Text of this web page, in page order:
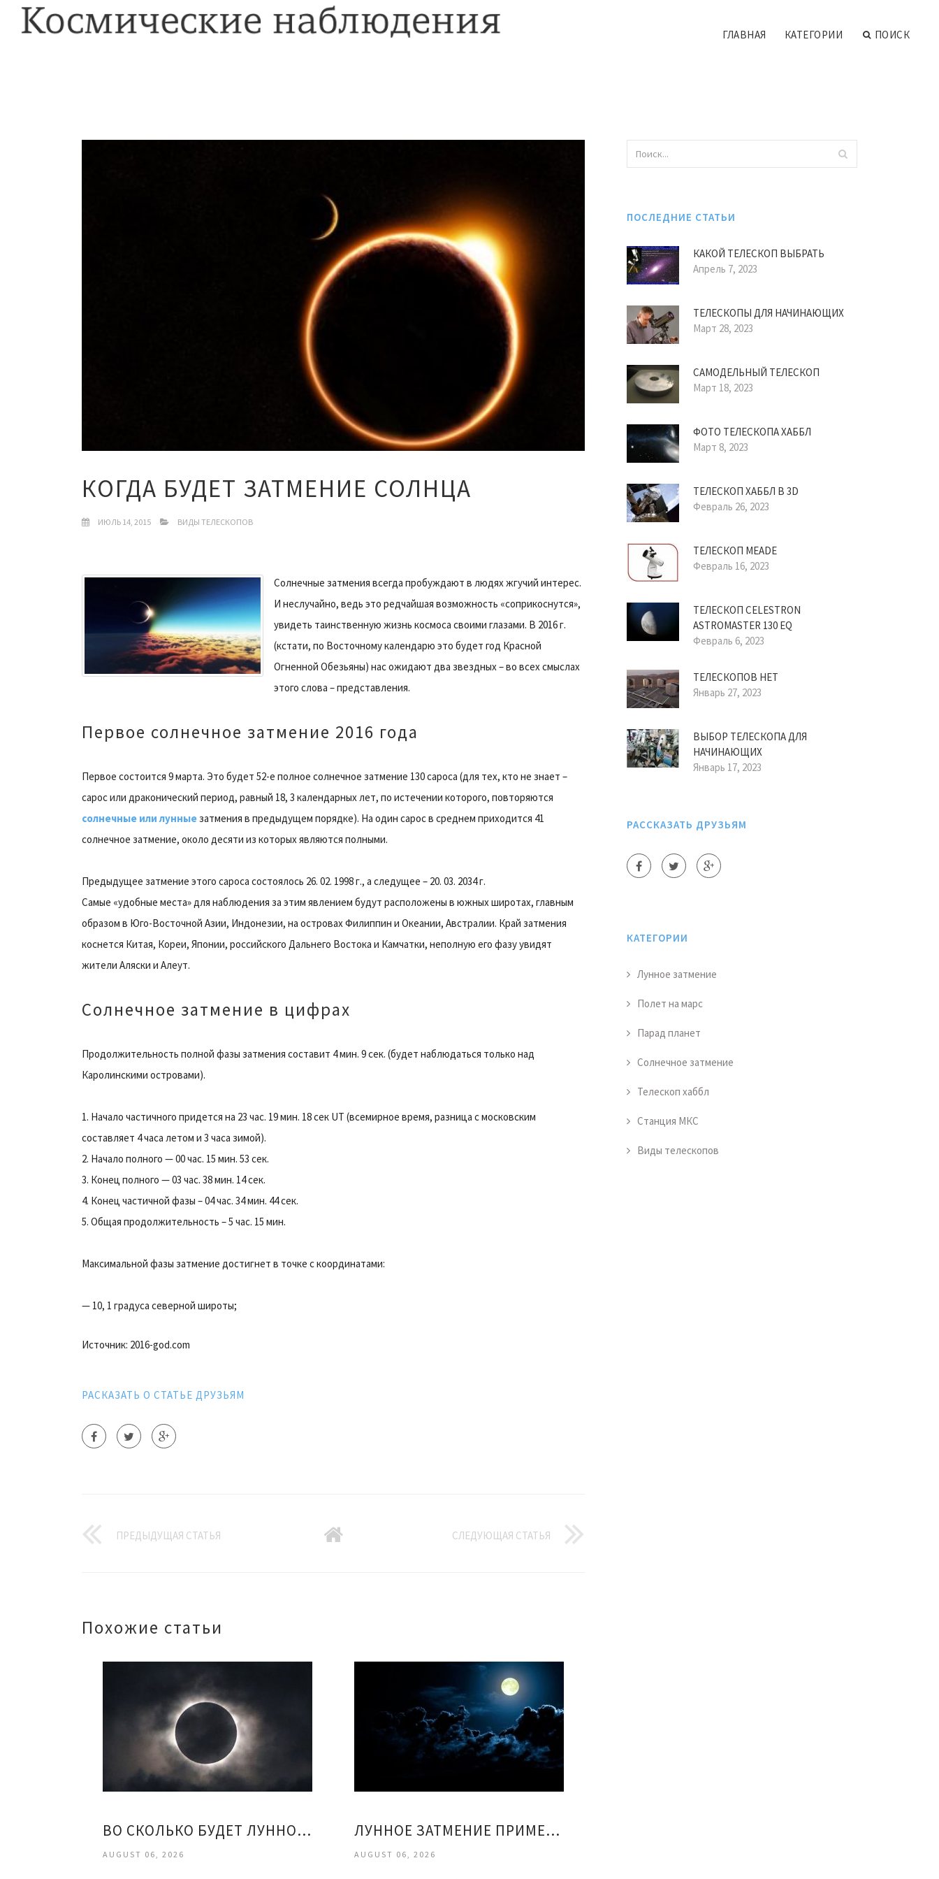
ГЛАВНАЯ КАТЕГОРИИ ПОИСК
КОГДА БУДЕТ ЗАТМЕНИЕ СОЛНЦА
ИЮЛЬ 14, 2015 ВИДЫ ТЕЛЕСКОПОВ
Солнечные затмения всегда пробуждают в людях жгучий интерес.
И неслучайно, ведь это редчайшая возможность «соприкоснутся»,
увидеть таинственную жизнь космоса своими глазами. В 2016 г.
(кстати, по Восточному календарю это будет год Красной
Огненной Обезьяны) нас ожидают два звездных – во всех смыслах
этого слова – представления.
Первое солнечное затмение 2016 года
Первое состоится 9 марта. Это будет 52-е полное солнечное затмение 130 сароса (для тех, кто не знает –
сарос или драконический период, равный 18, 3 календарных лет, по истечении которого, повторяются
солнечные или лунныезатмения в предыдущем порядке). На один сарос в среднем приходится 41
солнечное затмение, около десяти из которых являются полными.
Предыдущее затмение этого сароса состоялось 26. 02. 1998 г., а следущее – 20. 03. 2034 г.
Самые «удобные места» для наблюдения за этим явлением будут расположены в южных широтах, главным
образом в Юго-Восточной Азии, Индонезии, на островах Филиппин и Океании, Австралии. Край затмения
коснется Китая, Кореи, Японии, российского Дальнего Востока и Камчатки, неполную его фазу увидят
жители Аляски и Алеут.
Солнечное затмение в цифрах
Продолжительность полной фазы затмения составит 4 мин. 9 сек. (будет наблюдаться только над
Каролинскими островами).
1. Начало частичного придется на 23 час. 19 мин. 18 сек UT (всемирное время, разница с московским
составляет 4 часа летом и 3 часа зимой).
2. Начало полного — 00 час. 15 мин. 53 сек.
3. Конец полного — 03 час. 38 мин. 14 сек.
4. Конец частичной фазы – 04 час. 34 мин. 44 сек.
5. Общая продолжительность – 5 час. 15 мин.
Максимальной фазы затмение достигнет в точке с координатами:
— 10, 1 градуса северной широты;
Источник: 2016-god.com
РАСКАЗАТЬ О СТАТЬЕ ДРУЗЬЯМ
ПРЕДЫДУЩАЯ СТАТЬЯ СЛЕДУЮЩАЯ СТАТЬЯ
Похожие статьи
ВО СКОЛЬКО БУДЕТ ЛУННОЕ ЗАТМЕНИЕ
AUGUST 06, 2026
ЛУННОЕ ЗАТМЕНИЕ ПРИМЕТЫ
AUGUST 06, 2026
ПОСЛЕДНИЕ СТАТЬИ
КАКОЙ ТЕЛЕСКОП ВЫБРАТЬ
Апрель 7, 2023
ТЕЛЕСКОПЫ ДЛЯ НАЧИНАЮЩИХ
Март 28, 2023
САМОДЕЛЬНЫЙ ТЕЛЕСКОП
Март 18, 2023
ФОТО ТЕЛЕСКОПА ХАББЛ
Март 8, 2023
ТЕЛЕСКОП ХАББЛ В 3D
Февраль 26, 2023
ТЕЛЕСКОП MEADE
Февраль 16, 2023
ТЕЛЕСКОП CELESTRON
ASTROMASTER 130 EQ
Февраль 6, 2023
ТЕЛЕСКОПОВ НЕТ
Январь 27, 2023
ВЫБОР ТЕЛЕСКОПА ДЛЯ
НАЧИНАЮЩИХ
Январь 17, 2023
РАССКАЗАТЬ ДРУЗЬЯМ
КАТЕГОРИИ
Лунное затмение
Полет на марс
Парад планет
Солнечное затмение
Телескоп хаббл
Станция МКС
Виды телескопов